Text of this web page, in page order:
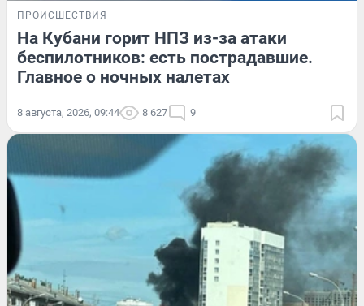
ПРОИСШЕСТВИЯ
На Кубани горит НПЗ из-за атаки
беспилотников: есть пострадавшие.
Главное о ночных налетах
8 августа, 2026, 09:44 8 627 9